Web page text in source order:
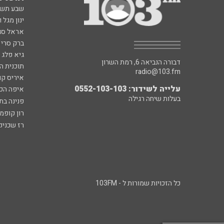
שבע
ינון
אראל
ברק
גיא פלג
תוכנית
איריס
איפה
פנינה
רון
רז
דבורה הנביאה 6, רמת השרון
radio@103.fm
עלייה לשידור: 0552-103-103
בעלות שיחה רגילה
כל הזכויות שמורות ל - 103FM